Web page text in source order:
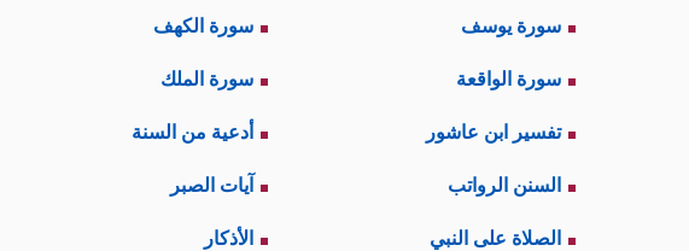
سورة يوسف سورة الكهف
سورة الواقعة سورة الملك
تفسير ابن عاشور أدعية من السنة
السنن الرواتب آيات الصبر
الصلاة على النبي الأذكار